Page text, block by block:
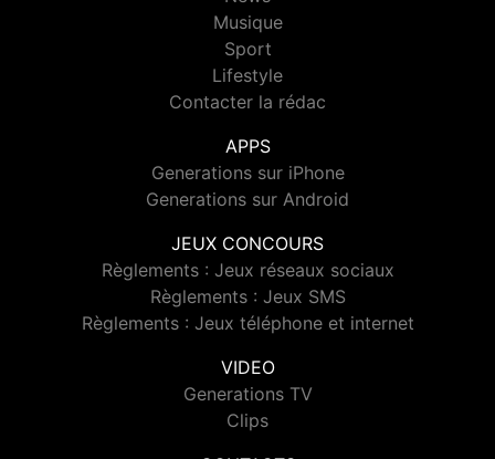
Musique
Sport
Lifestyle
Contacter la rédac
APPS
Generations sur iPhone
Generations sur Android
JEUX CONCOURS
Règlements : Jeux réseaux sociaux
Règlements : Jeux SMS
Règlements : Jeux téléphone et internet
VIDEO
Generations TV
Clips